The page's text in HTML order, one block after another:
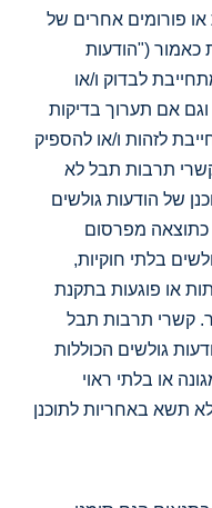
פורומים אחרים של
כאמור ("הודעות
לבדוק ו/או
אם תערוך בדיקות
לזהות ו/או להספיק
קשרי תרבות תבל לא
של הודעות גולשים
כתוצאה מפרסום
בלתי חוקיות,
או פוגעות בתקנת
קשרי תרבות תבל
גולשים הכוללות
או בלתי ראוי
תשא באחריות לתוכנן